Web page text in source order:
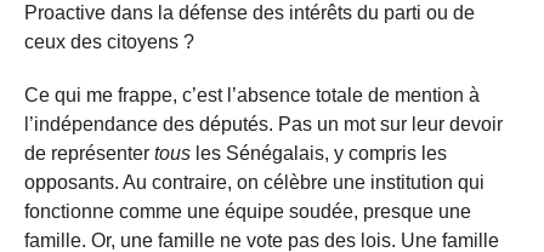
Proactive dans la défense des intérêts du parti ou de
ceux des citoyens ?
Ce qui me frappe, c’est l’absence totale de mention à
l’indépendance des députés. Pas un mot sur leur devoir
de représenter tous les Sénégalais, y compris les
opposants. Au contraire, on célèbre une institution qui
fonctionne comme une équipe soudée, presque une
famille. Or, une famille ne vote pas des lois. Une famille